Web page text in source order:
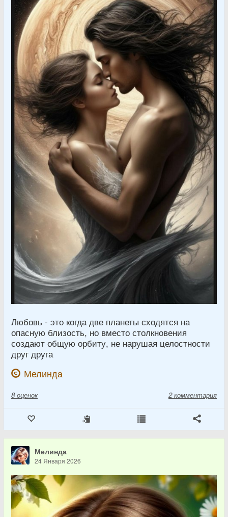
Любовь - это когда две планеты сходятся на
опасную близость, но вместо столкновения
создают общую орбиту, не нарушая целостности
друг друга
Мелинда
8 оценок 2 комментария
Мелинда
24 Января 2026